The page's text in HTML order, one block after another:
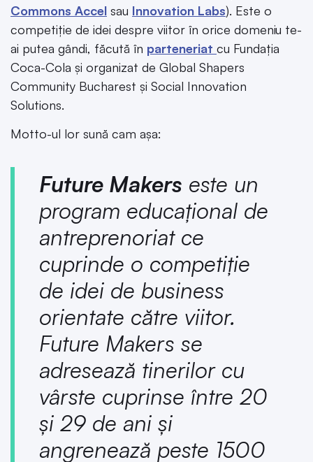
Commons Accel sau Innovation Labs). Este o
competiție de idei despre viitor în orice domeniu te-
ai putea gândi, făcută în parteneriat cu Fundația
Coca-Cola și organizat de Global Shapers
Community Bucharest și Social Innovation
Solutions.
Motto-ul lor sună cam așa:
Future Makers este un
program educaţional de
antreprenoriat ce
cuprinde o competiţie
de idei de business
orientate către viitor.
Future Makers se
adresează tinerilor cu
vârste cuprinse între 20
şi 29 de ani şi
angrenează peste 1500